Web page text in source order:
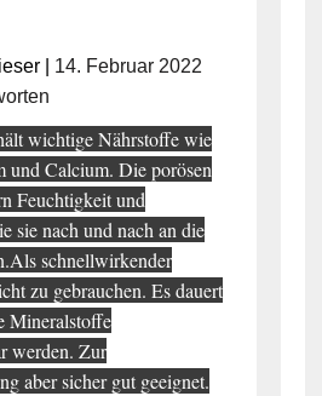
| 14. Februar 2022
wichtige Nährstoffe wie
und Calcium. Die porösen
Feuchtigkeit und
sie nach und nach an die
schnellwirkender
zu gebrauchen. Es dauert
Mineralstoffe
werden. Zur
aber sicher gut geeignet.